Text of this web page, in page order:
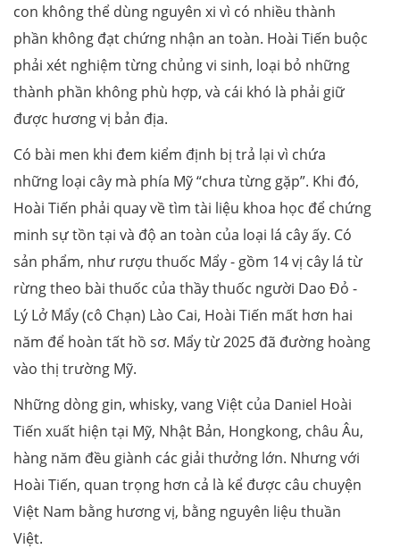
con không thể dùng nguyên xi vì có nhiều thành
phần không đạt chứng nhận an toàn. Hoài Tiến buộc
phải xét nghiệm từng chủng vi sinh, loại bỏ những
thành phần không phù hợp, và cái khó là phải giữ
được hương vị bản địa.
Có bài men khi đem kiểm định bị trả lại vì chứa
những loại cây mà phía Mỹ “chưa từng gặp”. Khi đó,
Hoài Tiến phải quay về tìm tài liệu khoa học để chứng
minh sự tồn tại và độ an toàn của loại lá cây ấy. Có
sản phẩm, như rượu thuốc Mẩy - gồm 14 vị cây lá từ
rừng theo bài thuốc của thầy thuốc người Dao Đỏ -
Lý Lở Mẩy (cô Chạn) Lào Cai, Hoài Tiến mất hơn hai
năm để hoàn tất hồ sơ. Mẩy từ 2025 đã đường hoàng
vào thị trường Mỹ.
Những dòng gin, whisky, vang Việt của Daniel Hoài
Tiến xuất hiện tại Mỹ, Nhật Bản, Hongkong, châu Âu,
hàng năm đều giành các giải thưởng lớn. Nhưng với
Hoài Tiến, quan trọng hơn cả là kể được câu chuyện
Việt Nam bằng hương vị, bằng nguyên liệu thuần
Việt.